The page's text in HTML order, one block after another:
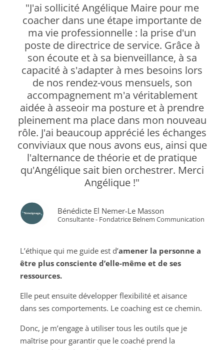
"J'ai sollicité Angélique Maire pour me
coacher dans une étape importante de
ma vie professionnelle : la prise d'un
poste de directrice de service. Grâce à
son écoute et à sa bienveillance, à sa
capacité à s'adapter à mes besoins lors
de nos rendez-vous mensuels, son
accompagnement m'a véritablement
aidée à asseoir ma posture et à prendre
pleinement ma place dans mon nouveau
rôle. J'ai beaucoup apprécié les échanges
conviviaux que nous avons eus, ainsi que
l'alternance de théorie et de pratique
qu'Angélique sait bien orchestrer. Merci
Angélique !"
Bénédicte El Nemer-Le Masson
Consultante - Fondatrice Belnem Communication
L’éthique qui me guide est d’amener la personne a
être plus consciente d’elle-même et de ses
ressources.
Elle peut ensuite développer flexibilité et aisance
dans ses comportements. Le coaching est ce chemin.
Donc, je m’engage à utiliser tous les outils que je
maîtrise pour garantir que le coaché prend la